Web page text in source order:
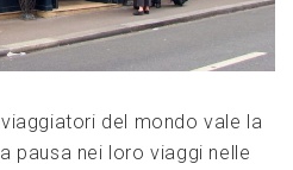
del mondo vale la
pausa nei loro viaggi nelle